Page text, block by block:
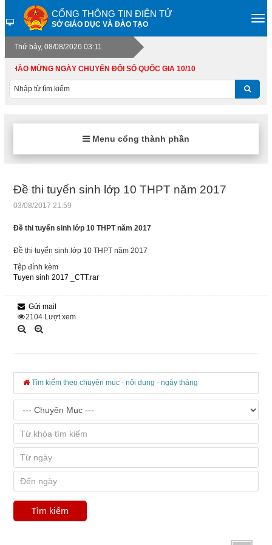
CỔNG THÔNG TIN ĐIỆN TỬ
SỞ GIÁO DỤC VÀ ĐÀO TẠO
Thứ bảy, 08/08/2026 03:11
CHÀO MỪNG NGÀY CHUYỂN ĐỔI SỐ QUỐC GIA 10/10
Menu cổng thành phần
Đề thi tuyển sinh lớp 10 THPT năm 2017
03/08/2017 21:59
Đề thi tuyển sinh lớp 10 THPT năm 2017
Đề thi tuyển sinh lớp 10 THPT năm 2017
Tệp đính kèm
Tuyen sinh 2017 _CTT.rar
Gửi mail
2104 Lượt xem
Tìm kiếm theo chuyên mục - nội dung - ngày tháng